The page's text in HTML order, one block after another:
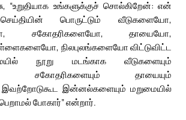
“உறுதியாக உங்களுக்குச் சொல்கிறேன்: என்
பொருட்டும் வீடுகளையோ,
சகோதரிகளையோ, தாயையோ,
நிலபுலங்களையோ விட்டுவிட்ட
நூறு மடங்காக வீடுகளையும்
சகோதரிகளையும் தாயையும்
இவற்றோடுகூட இன்னல்களையும் மறுமையில்
போகார்” என்றார்.